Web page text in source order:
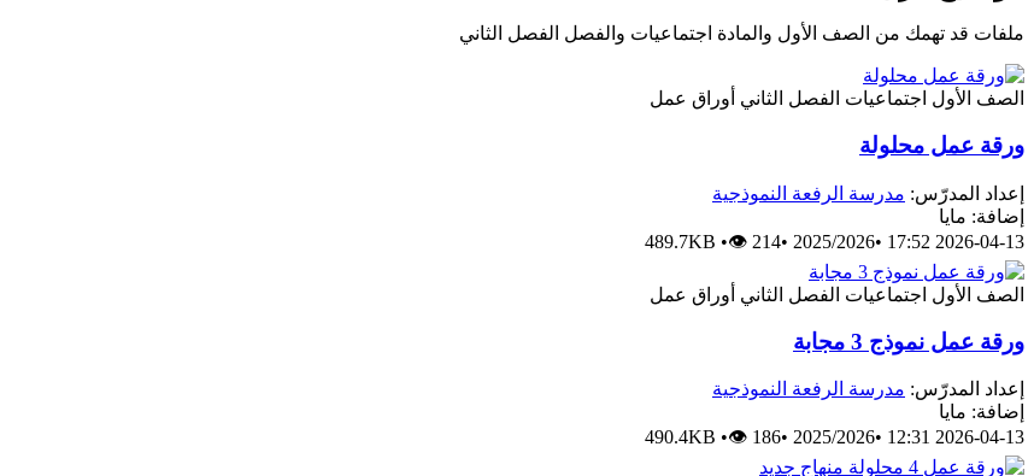
ملفات قد تهمك من الصف الأول والمادة اجتماعيات والفصل الفصل الثاني
الصف الأول اجتماعيات الفصل الثاني أوراق عمل
ورقة عمل محلولة
إعداد المدرّس: مدرسة الرفعة النموذجية
إضافة: مايا
2026-04-13 17:52
•
2025/2026
•
489.7KB •👁 214
الصف الأول اجتماعيات الفصل الثاني أوراق عمل
ورقة عمل نموذج 3 مجابة
إعداد المدرّس: مدرسة الرفعة النموذجية
إضافة: مايا
2026-04-13 12:31
•
2025/2026
•
490.4KB •👁 186